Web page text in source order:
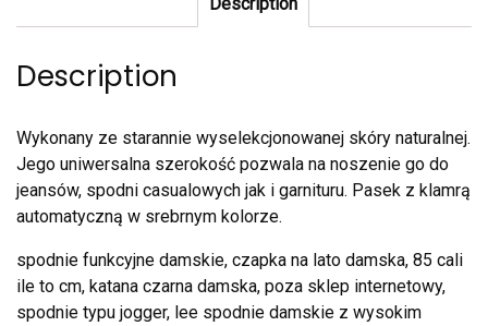
Description
Wykonany ze starannie wyselekcjonowanej skóry naturalnej.
Jego uniwersalna szerokość pozwala na noszenie go do
jeansów, spodni casualowych jak i garnituru. Pasek z klamrą
automatyczną w srebrnym kolorze.
spodnie funkcyjne damskie, czapka na lato damska, 85 cali
ile to cm, katana czarna damska, poza sklep internetowy,
spodnie typu jogger, lee spodnie damskie z wysokim